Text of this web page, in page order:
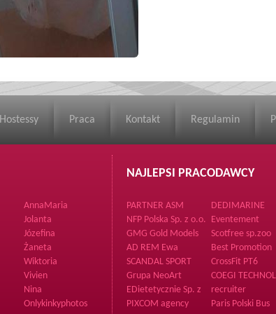
Hostessy Praca Kontakt Regulamin
AnnaMaria
Jolanta
Józefina
Żaneta
Wiktoria
Vivien
Nina
Onlykinkyphotos
NAJLEPSI PRACODAWCY
PARTNER ASM DEDIMARINE
NFP Polska Sp. z o.o. Eventement
GMG Gold Models
Group
Scotfree sp.zoo
AD REM Ewa
Ochman
Best Promotion
SCANDAL SPORT
CrossFit PT6
Grupa NeoArt
COEGI
Piotr Augustynek
EDietetycznie Sp. z
o.o.
recruiter
clubs.dancers
PIXCOM agency Paris Polski Bus